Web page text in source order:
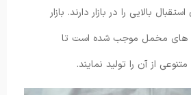
بالایی را در بازار دارند. بازار
های مخمل موجب شده است تا
از آن را تولید نمایند.